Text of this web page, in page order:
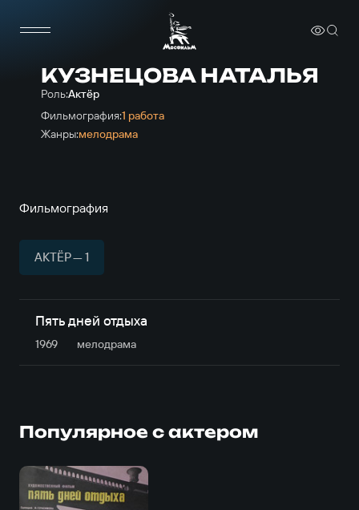
КУЗНЕЦОВА НАТАЛЬЯ
Роль:Актёр
Фильмография:1 работа
Жанры:мелодрама
Фильмография
АКТЁР — 1
Пять дней отдыха
1969 мелодрама
Популярное с актером